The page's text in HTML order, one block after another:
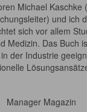
Michael Kaschke
und ich
sich vor allem
Medizin. Das Buch
der Industrie
Manager Magazin